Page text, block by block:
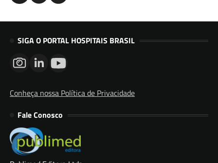
SIGA O PORTAL HOSPITAIS BRASIL
Conheça nossa Política de Privacidade
Fale Conosco